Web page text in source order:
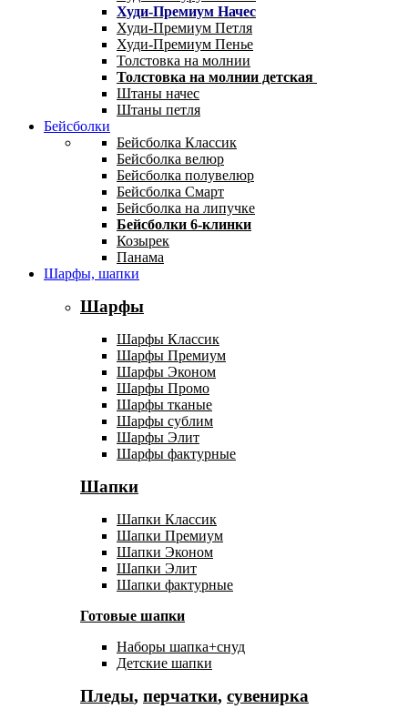
Худи-Премиум Начес
Худи-Премиум Петля
Худи-Премиум Пенье
Толстовка на молнии
Толстовка на молнии детская
Штаны начес
Штаны петля
Бейсболки
Бейсболка Классик
Бейсболка велюр
Бейсболка полувелюр
Бейсболка Смарт
Бейсболка на липучке
Бейсболки 6-клинки
Козырек
Панама
Шарфы, шапки
Шарфы
Шарфы Классик
Шарфы Премиум
Шарфы Эконом
Шарфы Промо
Шарфы тканые
Шарфы сублим
Шарфы Элит
Шарфы фактурные
Шапки
Шапки Классик
Шапки Премиум
Шапки Эконом
Шапки Элит
Шапки фактурные
Готовые шапки
Наборы шапка+снуд
Детские шапки
Пледы, перчатки, сувенирка